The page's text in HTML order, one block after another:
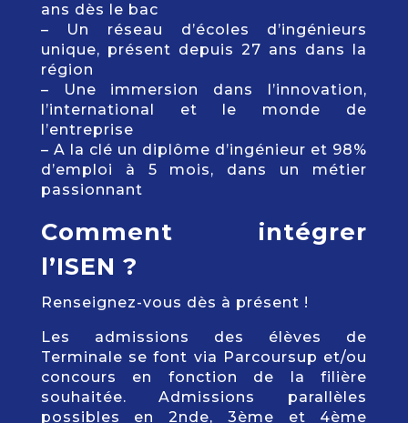
ans dès le bac
– Un réseau d’écoles d’ingénieurs
unique, présent depuis 27 ans dans la
région
– Une immersion dans l’innovation,
l’international et le monde de
l’entreprise
– A la clé un diplôme d’ingénieur et 98%
d’emploi à 5 mois, dans un métier
passionnant
Comment intégrer
l’ISEN ?
Renseignez-vous dès à présent !
Les admissions des élèves de
Terminale se font via Parcoursup et/ou
concours en fonction de la filière
souhaitée. Admissions parallèles
possibles en 2nde, 3ème et 4ème